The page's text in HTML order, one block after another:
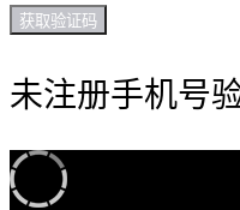
获取验证码
未注册手机号